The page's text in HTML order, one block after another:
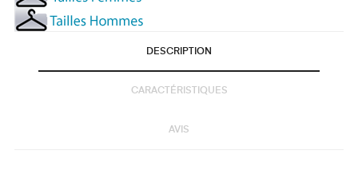
DESCRIPTION
CARACTÉRISTIQUES
AVIS